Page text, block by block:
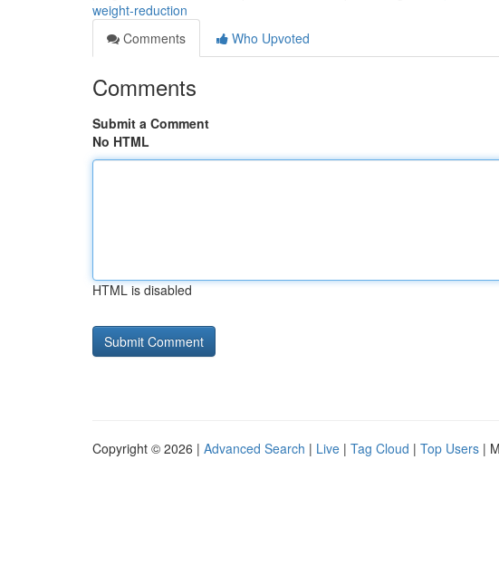
weight-reduction
Comments
Who Upvoted
Comments
Submit a Comment
No HTML
HTML is disabled
Copyright © 2026 | Advanced Search | Live | Tag Cloud | Top Users |